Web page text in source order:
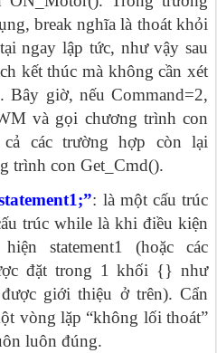
break nghĩa là thoát khỏi
ngay lập tức, như vậy sau
kết thúc mà không cần xét
Bây giờ, nếu Command=2,
và gọi chương trình con
các trường hợp còn lại
trình con Get_Cmd().
: là một cấu trúc
trúc while là khi điều kiện
statement1 (hoặc các
đặt trong 1 khối {} như
giới thiệu ở trên). Cẩn
vòng lặp “không lối thoát”
luôn đúng.